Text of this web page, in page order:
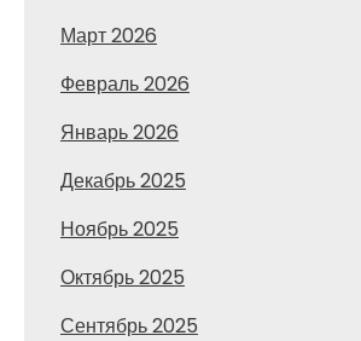
Март 2026
Февраль 2026
Январь 2026
Декабрь 2025
Ноябрь 2025
Октябрь 2025
Сентябрь 2025